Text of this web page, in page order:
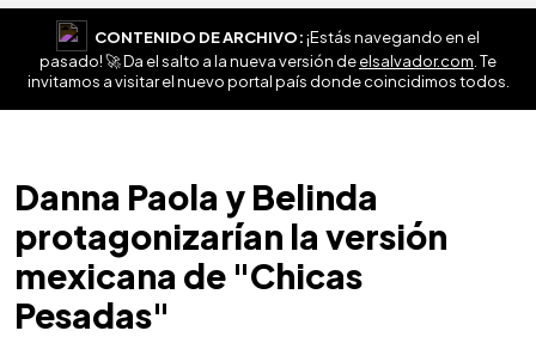
CONTENIDO DE ARCHIVO:¡Estás navegando en el
pasado! 🚀 Da el salto a la nueva versión deelsalvador.com . Te
invitamos a visitar el nuevo portal país donde coincidimos todos.
Danna Paola y Belinda
protagonizarían la versión
mexicana de "Chicas
Pesadas"